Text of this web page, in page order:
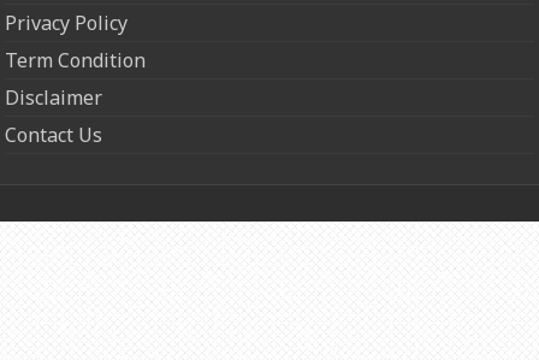
Privacy Policy
Term Condition
Disclaimer
Contact Us